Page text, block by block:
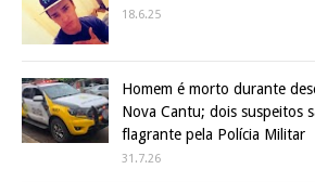
18.6.25
Homem é morto durante
Nova Cantu; dois suspeitos
flagrante pela Polícia Militar
31.7.26